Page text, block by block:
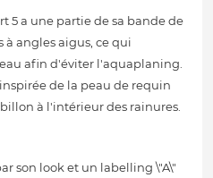
5 a une partie de sa bande de
à angles aigus, ce qui
afin d'éviter l'aquaplaning.
de la peau de requin
à l'intérieur des rainures.
son look et un labelling \"A\"